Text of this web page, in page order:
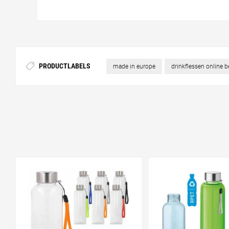
PRODUCTLABELS made in europe drinkflessen online